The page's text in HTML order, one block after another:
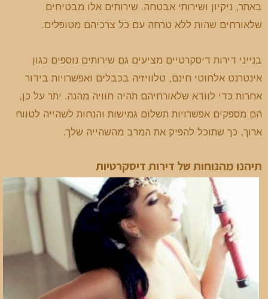
באתר, ניקיון ושירותי אבטחה. שירותים אלו מבטיחים
שלאורחים שהות ללא טרחה עם כל צרכיהם מטופלים.
בנייני דירות דיסקרטיים מציעים גם שירותים נוספים כגון
אינטרנט אלחוטי חינם, טלוויזיה בכבלים ואפשרויות בידור
אחרות כדי לוודא שלאורחיהם תהיה חוויה מהנה. יתר על כן,
הם מספקים אפשרויות תשלום גמישות והנחות לשהייה לטווח
ארוך, כך שתוכל להפיק את המרב מהשהייה שלך.
תיהנו מהנוחות של דירות דיסקרטיות